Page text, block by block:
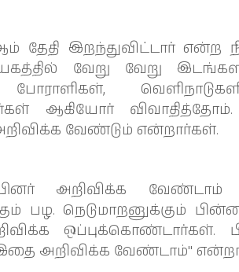
தேதி இறந்துவிட்டார்
வேறு வேறு
போராளிகள்,
ஆகியோர்
வேண்டும் என்றார்கள்.
அறிவிக்க
பழ. நெடுமாறனுக்கும்
ஒப்புக்கொண்டார்கள்.
இதை அறிவிக்க வேண்டாம்"